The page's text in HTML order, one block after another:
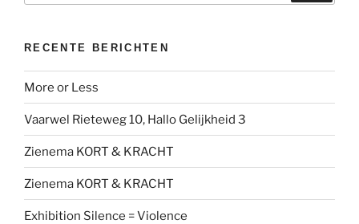
RECENTE BERICHTEN
More or Less
Vaarwel Rieteweg 10, Hallo Gelijkheid 3
Zienema KORT & KRACHT
Zienema KORT & KRACHT
Exhibition Silence = Violence